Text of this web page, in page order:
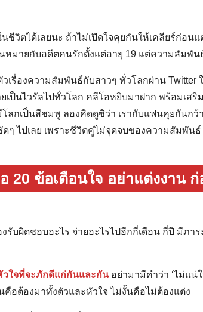
ชีวิตได้เลยนะ ถ้าไม่เปิดใจคุยกันให้เคลียร์ก่อนแ
หมายกับอดีตคนรักตั้งแต่อายุ 19 แต่ความสัมพัน
เรื่องความสัมพันธ์กับสาวๆ ทั่วโลกผ่าน Twitter
เป็นไวรัลไปทั่วโลก คลีโอหยิบมาฝาก พร้อมเส
ลกเป็นสีชมพู ลองคิดดูซิว่า เรากับแฟนคุยกันกว้
ๆ ไปเลย เพราะชีวิตคู่ไม่จุดจบของความสัมพัน
20 ข้อเตือนใจ อย่าแต่งงาน
รับผิดชอบอะไร จ่ายอะไรไปอีกกี่เดือน กี่ปี มีภา
ใจที่จะภักดีแก่กันและกันอย่ามามีคำว่า ‘ไม่แน่ใ
คือต้องมาทั้งตัวและหัวใจ ไม่งั้นคือไม่ต้องแต่ง